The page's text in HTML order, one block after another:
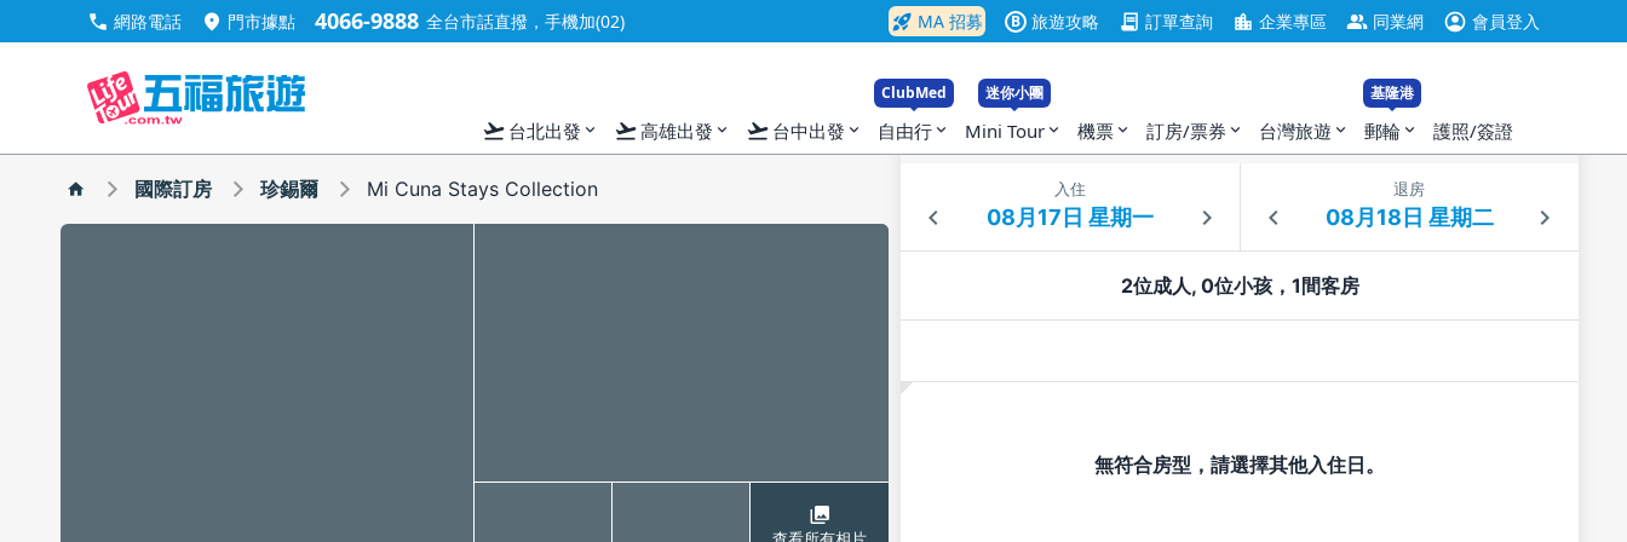
call 網路電話 location_on 門市據點 4066-9888 全台市話直撥，手機加(02) rocket_launch MA 招募 B 旅遊攻略 contract 訂單查詢 location_city 企業專區 group 同業網 account_circle 會員登入
flight_takeoff 台北出發 expand_more flight_takeoff高雄出發 expand_more flight_takeoff 台中出發 expand_more
ClubMed
自由行 expand_more
迷你小團
Mini Tour expand_more 機票 expand_more 訂房/票券 expand_more 台灣旅遊 expand_more
基隆港
郵輪 expand_more 護照/簽證
國際訂房 珍錫爾 Mi Cuna Stays Collection 入住 退房
2位成人, 0位小孩，1間客房
無符合房型，請選擇其他入住日。